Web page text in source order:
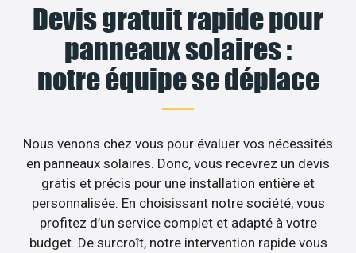
Devis gratuit rapide pour
panneaux solaires :
notre équipe se déplace
Nous venons chez vous pour évaluer vos nécessités
en panneaux solaires. Donc, vous recevrez un devis
gratis et précis pour une installation entière et
personnalisée. En choisissant notre société, vous
profitez d’un service complet et adapté à votre
budget. De surcroît, notre intervention rapide vous